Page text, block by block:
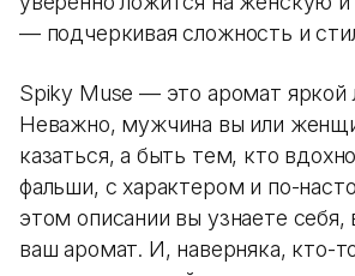
— подчеркивая сложность и
Spiky Muse — это аромат яркой
Неважно, мужчина вы или
казаться, а быть тем, кто
фальши, с характером и по-
этом описании вы узнаете
ваш аромат. И, наверняка, кто-